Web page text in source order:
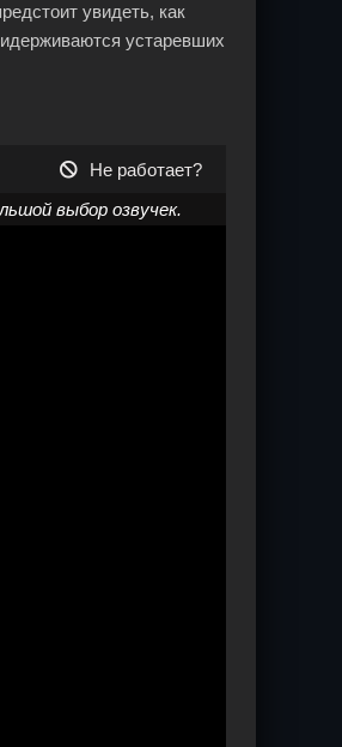
увидеть, как
устаревших
Не работает?
выбор озвучек.